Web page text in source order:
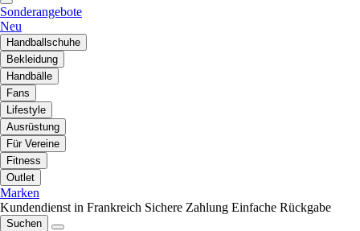
Sonderangebote
Neu
Handballschuhe
Bekleidung
Handbälle
Fans
Lifestyle
Ausrüstung
Für Vereine
Fitness
Outlet
Marken
Kundendienst in Frankreich Sichere Zahlung Einfache Rückgabe
Suchen